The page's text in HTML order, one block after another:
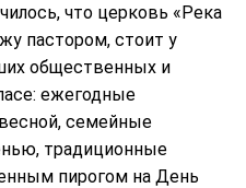
что церковь «Река
пастором, стоит у
общественных и
ежегодные
семейные
традиционные
пирогом на День